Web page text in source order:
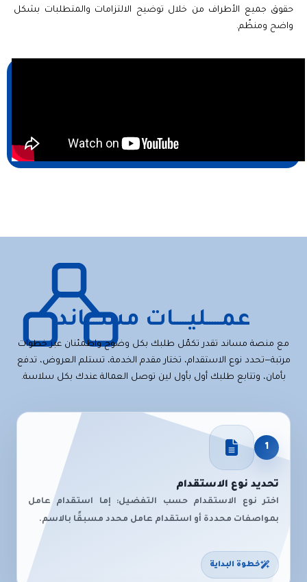
حقوق جميع الأطراف من خلال توضيح الالتزامات والمتطلبات بشكل
واضح ومنظّم.
عمـــــليـــــات مســـــاند
مع منصة مساند تقدر تكمّل طلبك بكل وضوح واطمئنان عبر خطوات
مرتبة—تحدد نوع الاستقدام، تختار مقدم الخدمة، تستلم العروض، تدفع
بأمان، وتتابع طلبك أول بأول لين توصل العمالة عندك بكل سلاسة.
1
تحديد نوع الاستقدام
اختر نوع الاستقدام حسب التفضيل: إما استقدام عامل
بمواصفات محددة أو استقدام عامل محدد مسبقًا بالاسم.
خطوة البداية